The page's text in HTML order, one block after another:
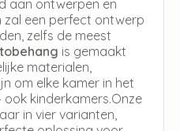
aan ontwerpen en
zal een perfect ontwerp
zelfs de meest
is gemaakt
materialen,
om elke kamer in het
kinderkamers.Onze
in vier varianten,